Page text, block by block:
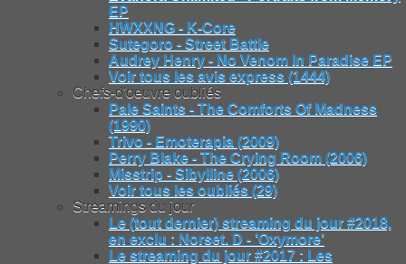
EP
HWXXNG - K-Core
Sutegoro - Street Battle
Audrey Henry - No Venom In Paradise EP
Voir tous les avis express (1444)
Chefs-d'oeuvre oubliés
Pale Saints - The Comforts Of Madness
(1990)
Trivo - Emoterapia (2009)
Perry Blake - The Crying Room (2006)
Misstrip - Sibylline (2006)
Voir tous les oubliés (29)
Streamings du jour
Le (tout dernier) streaming du jour #2018,
en exclu : Norset. D - ’Oxymore’
Le streaming du jour #2017 : Les